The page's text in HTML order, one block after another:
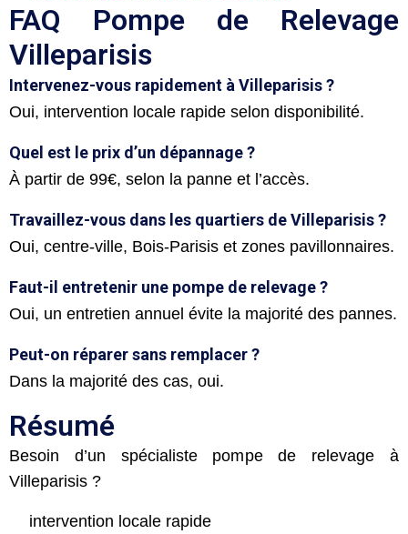
FAQ Pompe de Relevage
Villeparisis
Intervenez-vous rapidement à Villeparisis ?
Oui, intervention locale rapide selon disponibilité.
Quel est le prix d’un dépannage ?
À partir de 99€, selon la panne et l’accès.
Travaillez-vous dans les quartiers de Villeparisis ?
Oui, centre-ville, Bois-Parisis et zones pavillonnaires.
Faut-il entretenir une pompe de relevage ?
Oui, un entretien annuel évite la majorité des pannes.
Peut-on réparer sans remplacer ?
Dans la majorité des cas, oui.
Résumé
Besoin d’un spécialiste pompe de relevage à
Villeparisis ?
intervention locale rapide